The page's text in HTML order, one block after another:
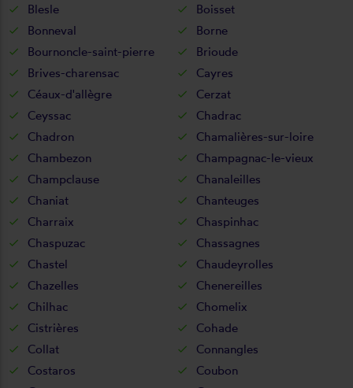
Blesle
Boisset
Bonneval
Borne
Bournoncle-saint-pierre
Brioude
Brives-charensac
Cayres
Céaux-d'allègre
Cerzat
Ceyssac
Chadrac
Chadron
Chamalières-sur-loire
Chambezon
Champagnac-le-vieux
Champclause
Chanaleilles
Chaniat
Chanteuges
Charraix
Chaspinhac
Chaspuzac
Chassagnes
Chastel
Chaudeyrolles
Chazelles
Chenereilles
Chilhac
Chomelix
Cistrières
Cohade
Collat
Connangles
Costaros
Coubon